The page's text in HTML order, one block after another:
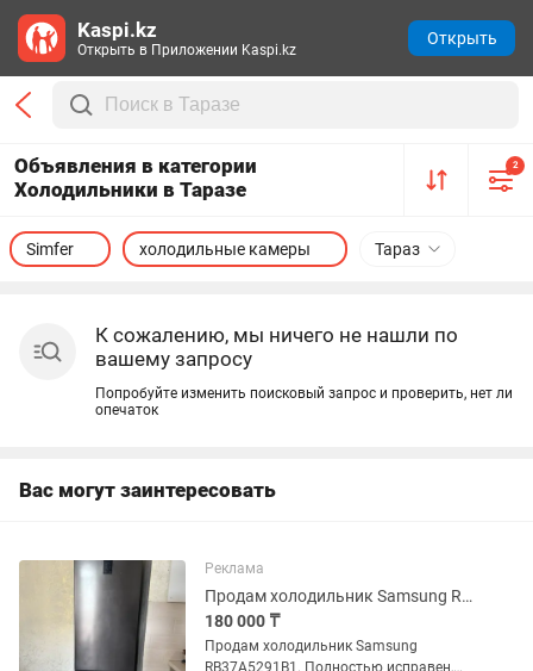
Объявления в категории
Холодильники в Таразе
2
Тараз
Simfer холодильные камеры
К сожалению, мы ничего не нашли по
вашему запросу
Попробуйте изменить поисковый запрос и проверить, нет ли
опечаток
Вас могут заинтересовать
Реклама
Продам холодильник Samsung RB37A5291B1, No Frost
180 000 ₸
Продам холодильник Samsung
RB37A5291B1. Полностью исправен,
Kaspi.kz
Открыть в Приложении Kaspi.kz
Открыть